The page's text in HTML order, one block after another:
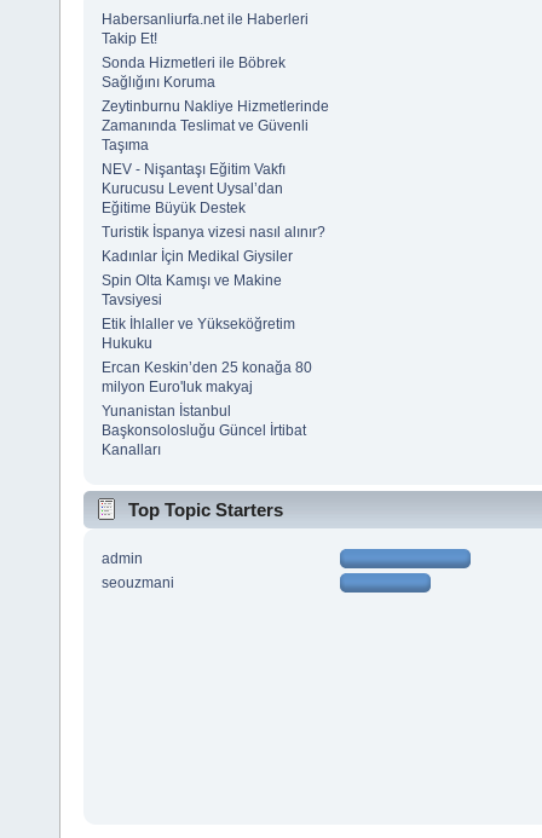
Habersanliurfa.net ile Haberleri
Takip Et!
Sonda Hizmetleri ile Böbrek
Sağlığını Koruma
Zeytinburnu Nakliye Hizmetlerinde
Zamanında Teslimat ve Güvenli
Taşıma
NEV - Nişantaşı Eğitim Vakfı
Kurucusu Levent Uysal’dan
Eğitime Büyük Destek
Turistik İspanya vizesi nasıl alınır?
Kadınlar İçin Medikal Giysiler
Spin Olta Kamışı ve Makine
Tavsiyesi
Etik İhlaller ve Yükseköğretim
Hukuku
Ercan Keskin’den 25 konağa 80
milyon Euro'luk makyaj
Yunanistan İstanbul
Başkonsolosluğu Güncel İrtibat
Kanalları
Top Topic Starters
admin
seouzmani